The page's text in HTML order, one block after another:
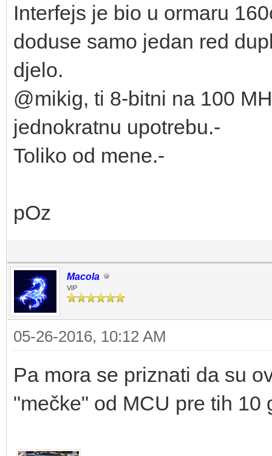
Interfejs je bio u ormaru
doduse samo jedan red
djelo.
@mikig, ti 8-bitni na 100
jednokratnu upotrebu.-
Toliko od mene.-
pOz
Macola
VIP
05-26-2016, 10:12 AM
Pa mora se priznati da su
"mečke" od MCU pre tih 10